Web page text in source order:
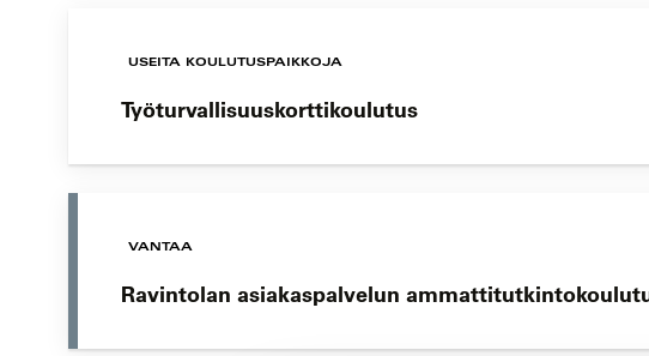
USEITA KOULUTUSPAIKKOJA
Työturvallisuuskorttikoulutus
VANTAA
Ravintolan asiakaspalvelun